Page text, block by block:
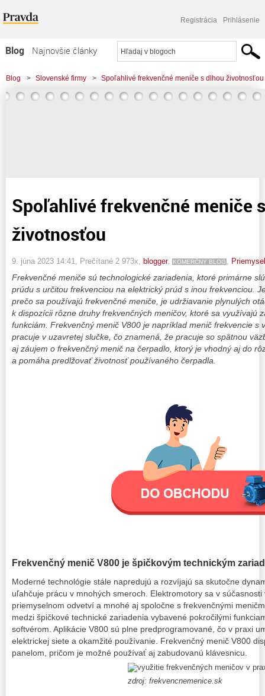
Registrácia Prihlásenie
Blog
Najnovšie články
Najčítanejšie články
Najkomentovanejšie články
Blog > Slovenské firmy > Spoľahlivé frekvenčné meniče s dlhou životnosťou
Spoľahlivé frekvenčné meniče
životnosťou
9. júna 2023 14:41 , Prečítané 2 973x, blogger, KOMERČNÝ BLOG
Frekvenčné meniče sú technologické zariadenia, ktoré primárne
prúdu s určitou frekvenciou na elektrický prúd s inou frekvenciou.
prečo sa používajú frekvenčné meniče, je udržiavanie plynulých
k dispozícii rôzne druhy frekvenčných meničov, ktoré sa využívajú
funkciám. Frekvenčný menič V800 je napríklad menič frekvencie s
pracuje v uzavretej slučke, čo znamená, že pracuje so spätnou
aj záujem o frekvenčný menič na čerpadlo, ktorý je vhodný aj do
a pomáha predlžovať životnosť používaného čerpadla.
Frekvenčný menič V800 je špičkovým technickým
Moderné technológie stále napredujú a rozvíjajú sa skutočne
uľahčuje prácu v mnohých smeroch. Elektromotory sa v
priemyselnom odvetví a mnohé aj spoločne s frekvenčnými
medzi špičkové technické zariadenia vybavené pokročilými
softvérom. Aplikácie V800 sú plne predprogramované, čo v praxi
elektrickej siete a okamžité používanie. Frekvenčný menič V800
panelom, pričom je možné používať aj zabudovanú klávesnicu.
zdroj: frekvencnemenice.sk